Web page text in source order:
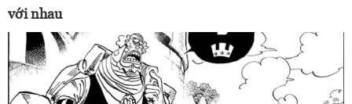
với nhau